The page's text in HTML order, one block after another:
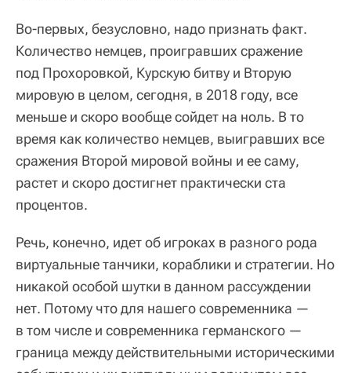
Во-первых, безусловно, надо признать факт.
Количество немцев, проигравших сражение
под Прохоровкой, Курскую битву и Вторую
мировую в целом, сегодня, в 2018 году, все
меньше и скоро вообще сойдет на ноль. В то
время как количество немцев, выигравших все
сражения Второй мировой войны и ее саму,
растет и скоро достигнет практически ста
процентов.
Речь, конечно, идет об игроках в разного рода
виртуальные танчики, кораблики и стратегии. Но
никакой особой шутки в данном рассуждении
нет. Потому что для нашего современника —
в том числе и современника германского —
граница между действительными историческими